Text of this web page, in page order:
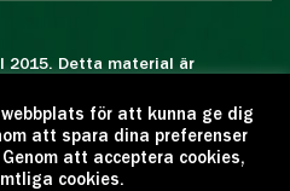
2015. Detta material är
kopiering är förbjuden.
men ange källan:
Ansvarig utgivare:
för att kunna ge dig
att spara dina preferenser
att acceptera cookies,
cookies.